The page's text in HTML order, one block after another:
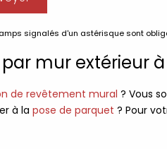
signalés d'un astérisque sont
mur extérieur
de revêtement mural ? Vous
à la pose de parquet ? Pour